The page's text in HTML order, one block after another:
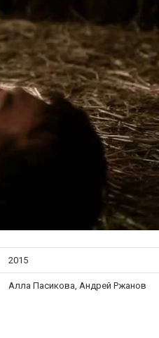
2015
Алла Пасикова, Андрей Ржанов